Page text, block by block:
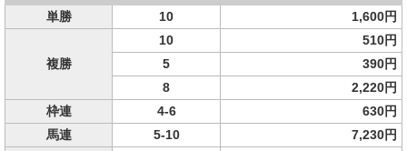
単勝 10 1,600円
複勝
10
510円
5
390円
8
2,220円
枠連
4-6
630円
馬連
5-10 7,230円